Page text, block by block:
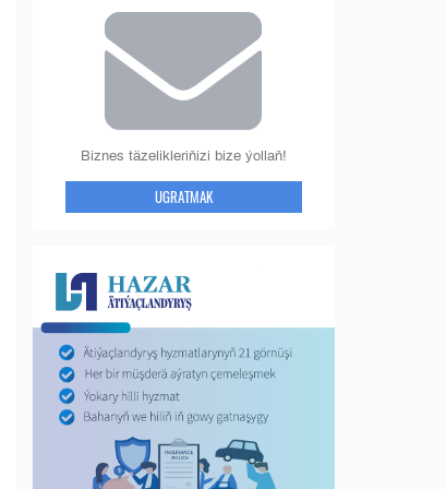
Biznes täzelikleriňizi bize ýollaň!
UGRATMAK